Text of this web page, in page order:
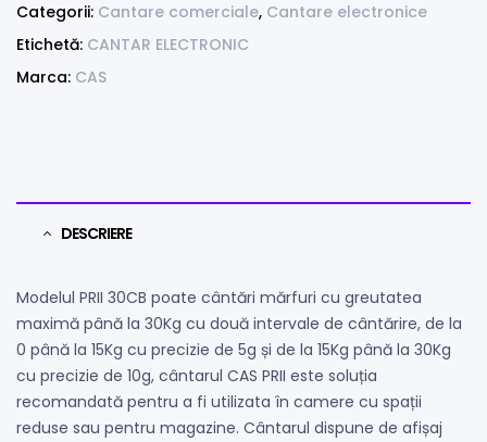
Categorii: Cantare comerciale, Cantare electronice
Etichetă: CANTAR ELECTRONIC
Marca: CAS
DESCRIERE
Modelul PRII 30CB poate cântări mărfuri cu greutatea
maximă până la 30Kg cu două intervale de cântărire, de la
0 până la 15Kg cu precizie de 5g și de la 15Kg până la 30Kg
cu precizie de 10g, cântarul CAS PRII este soluția
recomandată pentru a fi utilizata în camere cu spații
reduse sau pentru magazine. Cântarul dispune de afișaj